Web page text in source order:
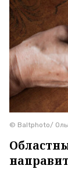
© Baltphоto/